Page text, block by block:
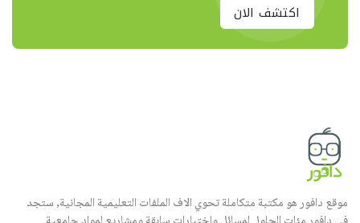
اكتشف الان
موقع دافور هو مكتبة متكاملة تحوي الاف الملفات التعليمية المجانية, ستجد